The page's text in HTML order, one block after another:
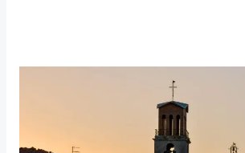
Michael